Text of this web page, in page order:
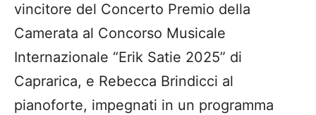
vincitore del Concerto Premio della
Camerata al Concorso Musicale
Internazionale “Erik Satie 2025” di
Caprarica, e Rebecca Brindicci al
pianoforte, impegnati in un programma